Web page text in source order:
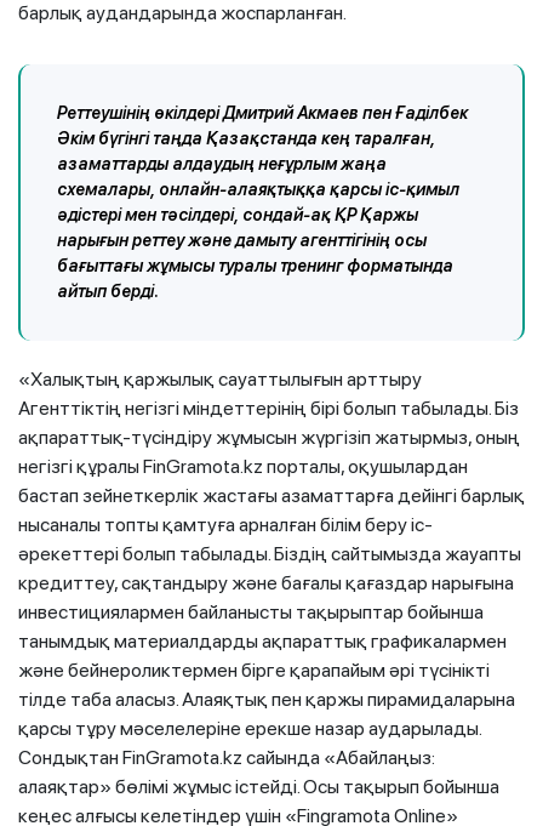
барлық аудандарында жоспарланған.
Реттеушінің өкілдері Дмитрий Акмаев пен Ғаділбек
Әкім бүгінгі таңда Қазақстанда кең таралған,
азаматтарды алдаудың неғұрлым жаңа
схемалары, онлайн-алаяқтыққа қарсы іс-қимыл
әдістері мен тәсілдері, сондай-ақ ҚР Қаржы
нарығын реттеу және дамыту агенттігінің осы
бағыттағы жұмысы туралы тренинг форматында
айтып берді.
«Халықтың қаржылық сауаттылығын арттыру
Агенттіктің негізгі міндеттерінің бірі болып табылады. Біз
ақпараттық-түсіндіру жұмысын жүргізіп жатырмыз, оның
негізгі құралы FinGramota.kz порталы, оқушылардан
бастап зейнеткерлік жастағы азаматтарға дейінгі барлық
нысаналы топты қамтуға арналған білім беру іс-
әрекеттері болып табылады. Біздің сайтымызда жауапты
кредиттеу, сақтандыру және бағалы қағаздар нарығына
инвестициялармен байланысты тақырыптар бойынша
танымдық материалдарды ақпараттық графикалармен
және бейнероликтермен бірге қарапайым әрі түсінікті
тілде таба аласыз. Алаяқтық пен қаржы пирамидаларына
қарсы тұру мәселелеріне ерекше назар аударылады.
Сондықтан FinGramota.kz сайында «Абайлаңыз:
алаяқтар» бөлімі жұмыс істейді. Осы тақырып бойынша
кеңес алғысы келетіндер үшін «Fingramota Online»